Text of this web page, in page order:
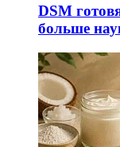
DSM
больше